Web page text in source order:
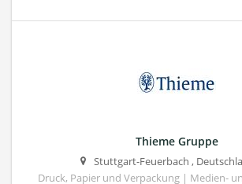
Thieme Gruppe
Stuttgart-Feuerbach ,
Druck, Papier und Verpackung | Medien-